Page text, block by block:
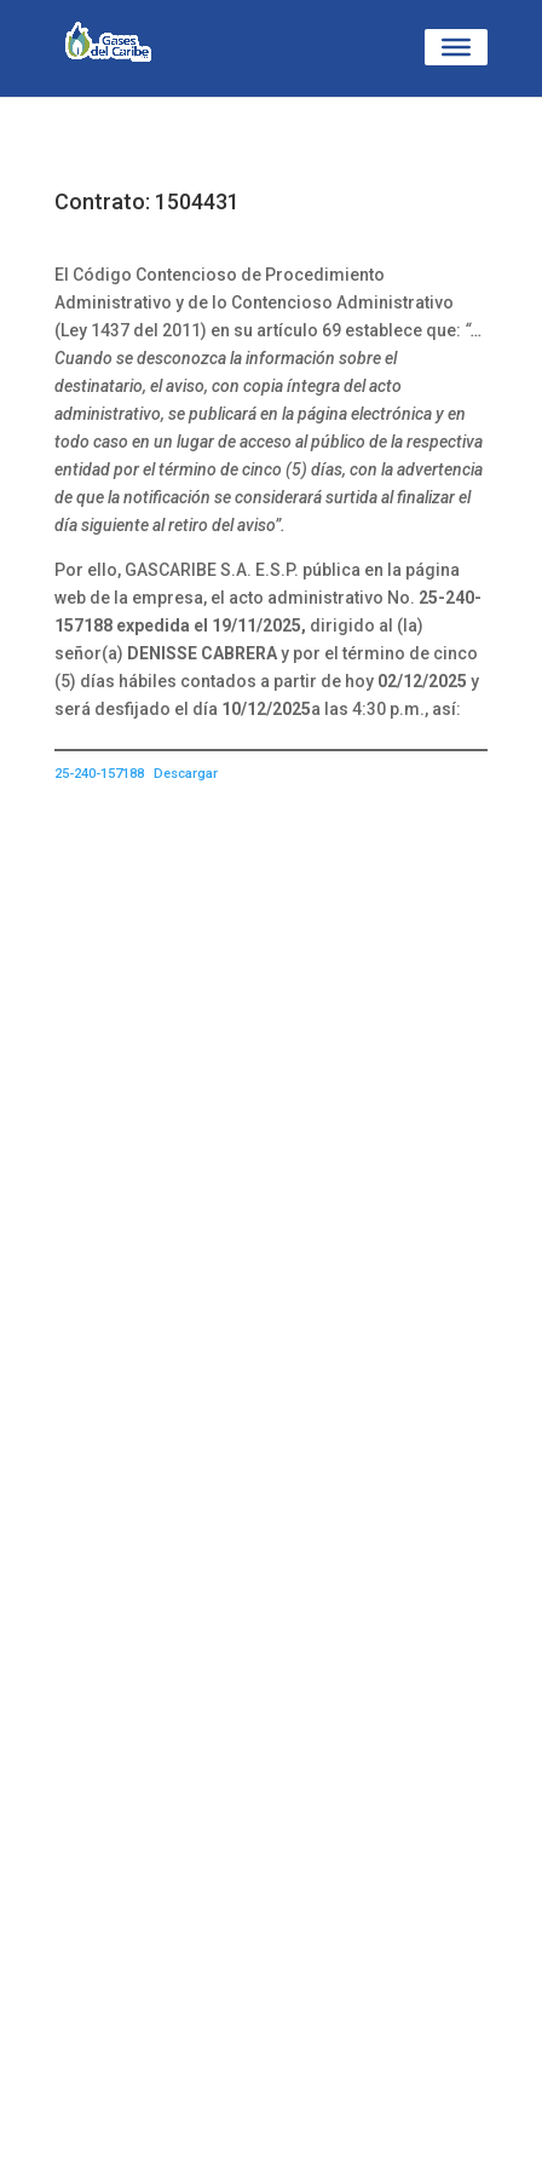
Contrato: 1504431
El Código Contencioso de Procedimiento
Administrativo y de lo Contencioso Administrativo
(Ley 1437 del 2011) en su artículo 69 establece que: “…
Cuando se desconozca la información sobre el
destinatario, el aviso, con copia íntegra del acto
administrativo, se publicará en la página electrónica y en
todo caso en un lugar de acceso al público de la respectiva
entidad por el término de cinco (5) días, con la advertencia
de que la notificación se considerará surtida al finalizar el
día siguiente al retiro del aviso”.
Por ello, GASCARIBE S.A. E.S.P. pública en la página
web de la empresa, el acto administrativo No. 25-240-
157188 expedida el 19/11/2025, dirigido al (la)
señor(a) DENISSE CABRERAy por el término de cinco
(5) días hábiles contados a partir de hoy 02/12/2025 y
será desfijado el día 10/12/2025a las 4:30 p.m., así:
25-240-157188 Descargar